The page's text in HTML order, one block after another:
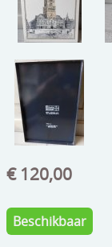
glaswerk
speelgoed
zilverwerk
klokken
spiegels
tapijten
€ 120,00
Beschikbaar